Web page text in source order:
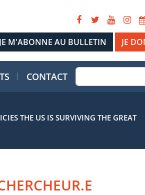
JE
CONTACT
THE US IS SURVIVING THE GREAT